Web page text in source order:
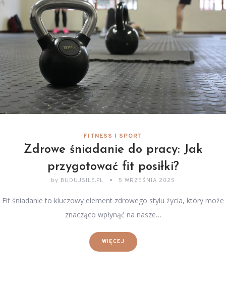
FITNESS I SPORT
Zdrowe śniadanie do pracy: Jak
przygotować fit posiłki?
by BUDUJSILE.PL 5 WRZEŚNIA 2025
Fit śniadanie to kluczowy element zdrowego stylu życia, który może
znacząco wpłynąć na nasze…
WIĘCEJ